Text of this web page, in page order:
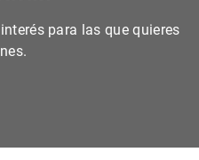
para las que quieres